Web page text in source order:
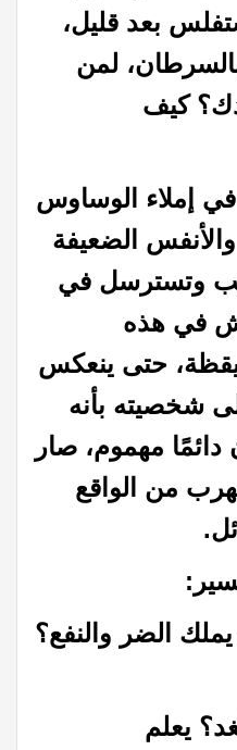
بعد قليل،
لمن
كيف
إملاء الوساوس
الضعيفة
وتسترسل في
في هذه
حتى ينعكس
شخصيته بأنه
مهموم، صار
من الواقع
الضر والنفع؟
يعلم